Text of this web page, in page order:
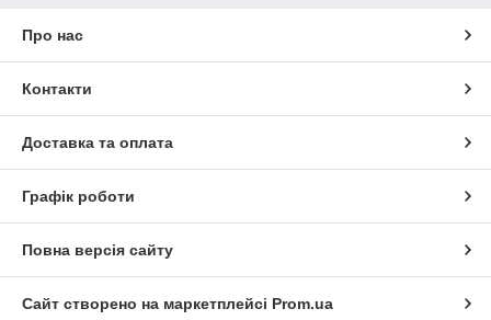
Про нас
Контакти
Доставка та оплата
Графік роботи
Повна версія сайту
Сайт створено на маркетплейсі Prom.ua